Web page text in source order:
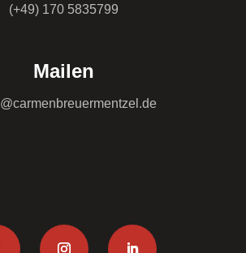
(+49) 170 5835799
Mailen